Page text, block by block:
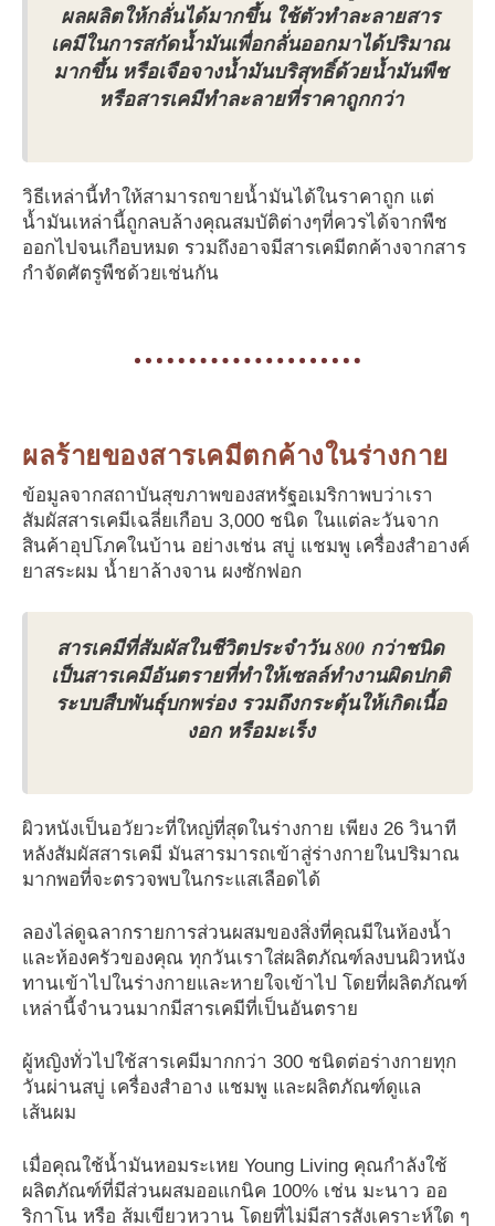
ผลผลิตให้กลั่นได้มากขึ้น ใช้ตัวทำละลายสาร
เคมีในการสกัดน้ำมันเพื่อกลั่นออกมาได้ปริมาณ
มากขึ้น หรือเจือจางน้ำมันบริสุทธิ์ด้วยน้ำมันพืช
หรือสารเคมีทำละลายที่ราคาถูกกว่า
วิธีเหล่านี้ทำให้สามารถขายน้ำมันได้ในราคาถูก แต่
น้ำมันเหล่านี้ถูกลบล้างคุณสมบัติต่างๆที่ควรได้จากพืช
ออกไปจนเกือบหมด รวมถึงอาจมีสารเคมีตกค้างจากสาร
กำจัดศัตรูพืชด้วยเช่นกัน
ผลร้ายของสารเคมีตกค้างในร่างกาย
ข้อมูลจากสถาบันสุขภาพของสหรัฐอเมริกาพบว่าเรา
สัมผัสสารเคมีเฉลี่ยเกือบ 3,000 ชนิด ในแต่ละวันจาก
สินค้าอุปโภคในบ้าน อย่างเช่น สบู่ แชมพู เครื่องสำอางค์
ยาสระผม น้ำยาล้างจาน ผงซักฟอก
สารเคมีที่สัมผัสในชีวิตประจำวัน 800 กว่าชนิด
เป็นสารเคมีอันตรายที่ทำให้เซลล์ทำงานผิดปกติ
ระบบสืบพันธุ์บกพร่อง รวมถึงกระตุ้นให้เกิดเนื้อ
งอก หรือมะเร็ง
ผิวหนังเป็นอวัยวะที่ใหญ่ที่สุดในร่างกาย เพียง 26 วินาที
หลังสัมผัสสารเคมี มันสารมารถเข้าสู่ร่างกายในปริมาณ
มากพอที่จะตรวจพบในกระแสเลือดได้
ลองไล่ดูฉลากรายการส่วนผสมของสิ่งที่คุณมีในห้องน้ำ
และห้องครัวของคุณ ทุกวันเราใส่ผลิตภัณฑ์ลงบนผิวหนัง
ทานเข้าไปในร่างกายและหายใจเข้าไป โดยที่ผลิตภัณฑ์
เหล่านี้จำนวนมากมีสารเคมีที่เป็นอันตราย
ผู้หญิงทั่วไปใช้สารเคมีมากกว่า 300 ชนิดต่อร่างกายทุก
วันผ่านสบู่ เครื่องสำอาง แชมพู และผลิตภัณฑ์ดูแล
เส้นผม
เมื่อคุณใช้น้ำมันหอมระเหย Young Living คุณกำลังใช้
ผลิตภัณฑ์ที่มีส่วนผสมออแกนิค 100% เช่น มะนาว ออ
ริกาโน หรือ ส้มเขียวหวาน โดยที่ไม่มีสารสังเคราะห์ใด ๆ